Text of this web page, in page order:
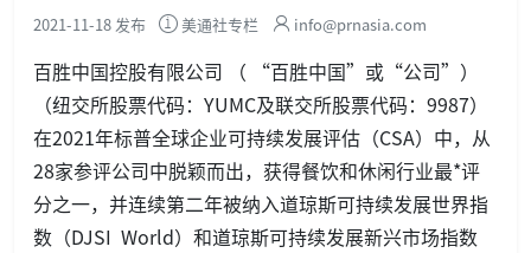
2021-11-18 发布 美通社专栏 info@prnasia.com
百胜中国控股有限公司 （ “百胜中国”或“公司”）
（纽交所股票代码：YUMC及联交所股票代码：9987）
在2021年标普全球企业可持续发展评估（CSA）中，从
28家参评公司中脱颖而出，获得餐饮和休闲行业最*评
分之一，并连续第二年被纳入道琼斯可持续发展世界指
数（DJSI World）和道琼斯可持续发展新兴市场指数